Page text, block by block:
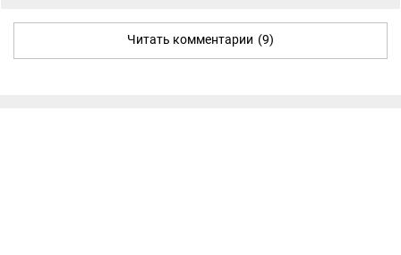
Читать комментарии (9)